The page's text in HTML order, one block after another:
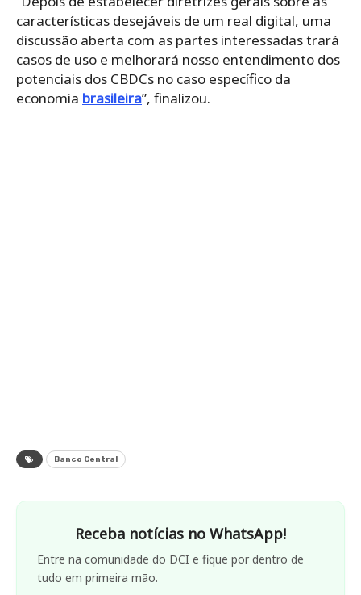
características desejáveis ​​de um real digital, uma
discussão aberta com as partes interessadas trará
casos de uso e melhorará nosso entendimento dos
potenciais dos CBDCs no caso específico da
economia brasileira”, finalizou.
Banco Central
Receba notícias no WhatsApp!
Entre na comunidade do DCI e fique por dentro de
tudo em primeira mão.